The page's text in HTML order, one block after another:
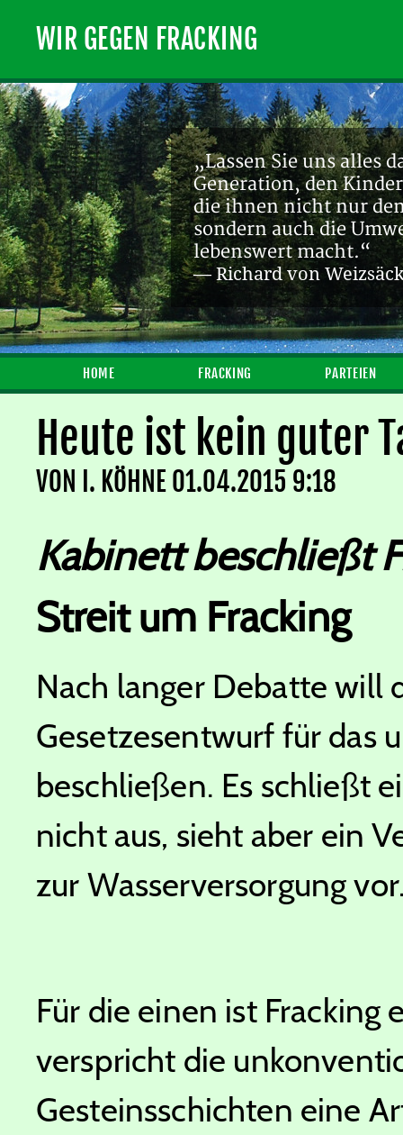
WIR GEGEN FRACKING
„Lassen Sie uns alles
Generation, den
die ihnen nicht nur
sondern auch die
lebenswert macht.“
— Richard von
HOME FRACKING PARTEIEN
Heute ist kein guter
VON I. KÖHNE01.04.2015 9:18
Kabinett beschließt
Streit um Fracking
Nach langer Debatte will
Gesetzesentwurf für das
beschließen. Es schließt
nicht aus, sieht aber ein
zur Wasserversorgung
Für die einen ist Fracking
verspricht die
Gesteinsschichten eine